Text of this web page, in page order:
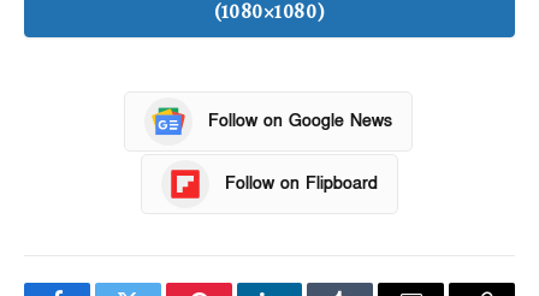
(1080×1080)
Follow on Google News
Follow on Flipboard